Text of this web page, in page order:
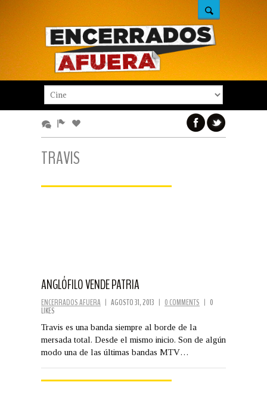
TRAVIS
ANGLÓFILO VENDE PATRIA
ENCERRADOS AFUERA | AGOSTO 31, 2013 | 0 COMMENTS | 0
LIKES
Travis es una banda siempre al borde de la
mersada total. Desde el mismo inicio. Son de algún
modo una de las últimas bandas MTV…